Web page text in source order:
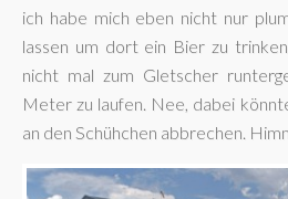
ich habe mich eben nicht nur
lassen um dort ein Bier zu
nicht mal zum Gletscher
Meter zu laufen. Nee, dabei
an den Schühchen abbrechen.